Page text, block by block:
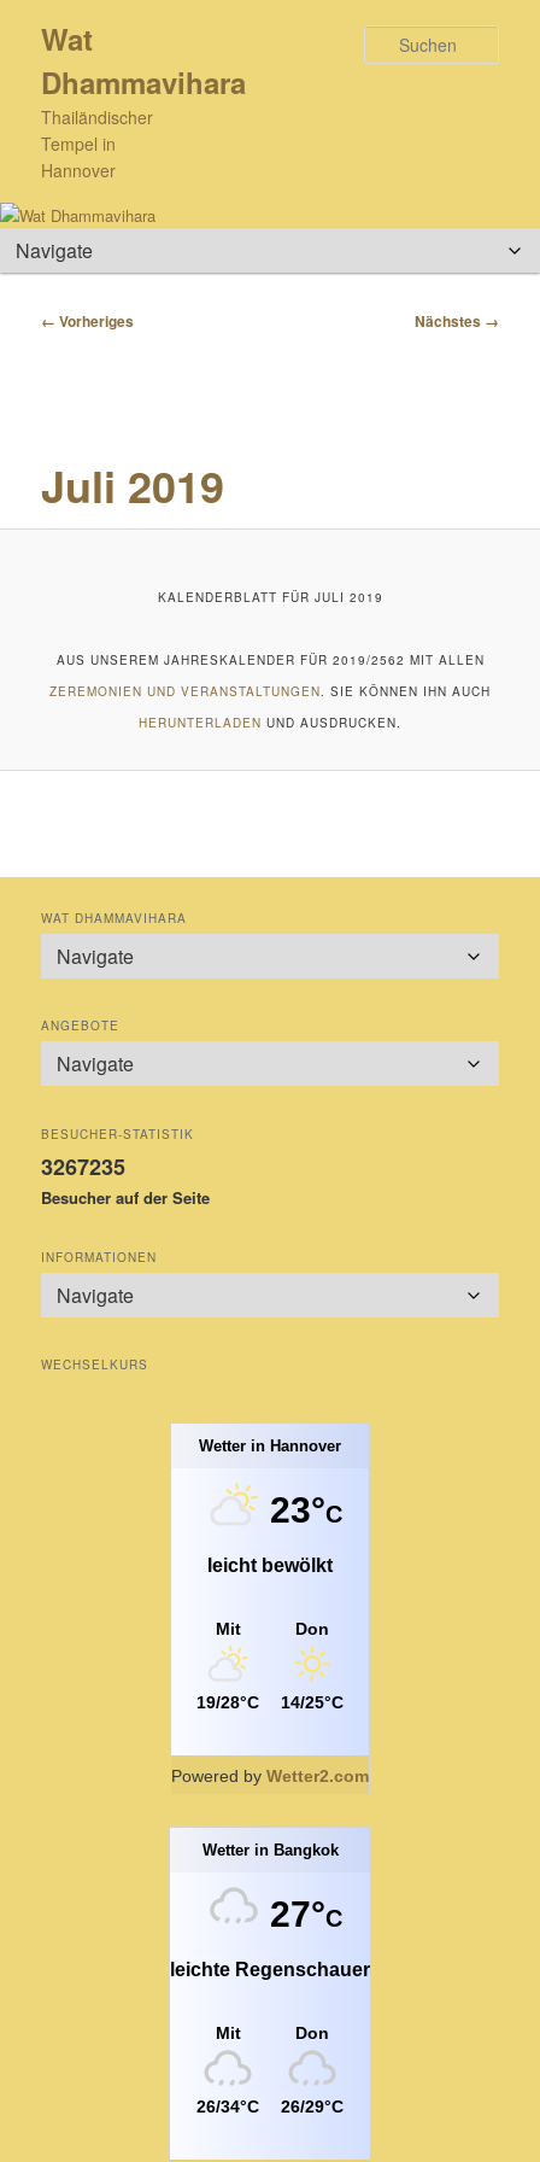
primären
springen
Wat
Dhammavihara
Thailändischer
Tempel in
Hannover
Hauptmenü
Bilder-
← Vorheriges Nächstes →
Juli 2019
KALENDERBLATT FÜR JULI 2019
AUS UNSEREM JAHRESKALENDER FÜR 2019/2562 MIT ALLEN
ZEREMONIEN UND VERANSTALTUNGEN . SIE KÖNNEN IHN AUCH
HERUNTERLADEN UND AUSDRUCKEN.
WAT DHAMMAVIHARA
ANGEBOTE
BESUCHER-STATISTIK
3267235
Besucher auf der Seite
INFORMATIONEN
WECHSELKURS
Wetter in Hannover
23°C
leicht bewölkt
Mit
19/28°C
Don
14/25°C
Powered by Wetter2.com
Wetter in Bangkok
27°C
leichte Regenschauer
Mit
26/34°C
Don
26/29°C